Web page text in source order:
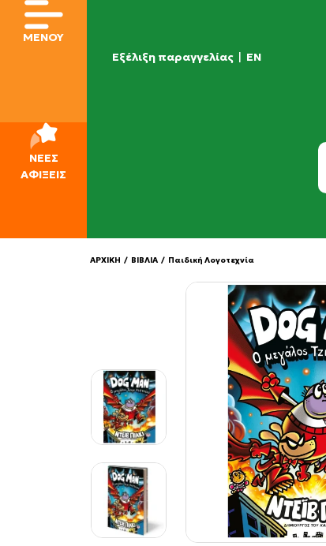
Εξέλιξη παραγγελίας | EN
ΜΕΝΟΥ
ΝΕΕΣ
ΑΦΙΞΕΙΣ
ΑΡΧΙΚΗ / ΒΙΒΛΙΑ / Παιδική Λογοτεχνία